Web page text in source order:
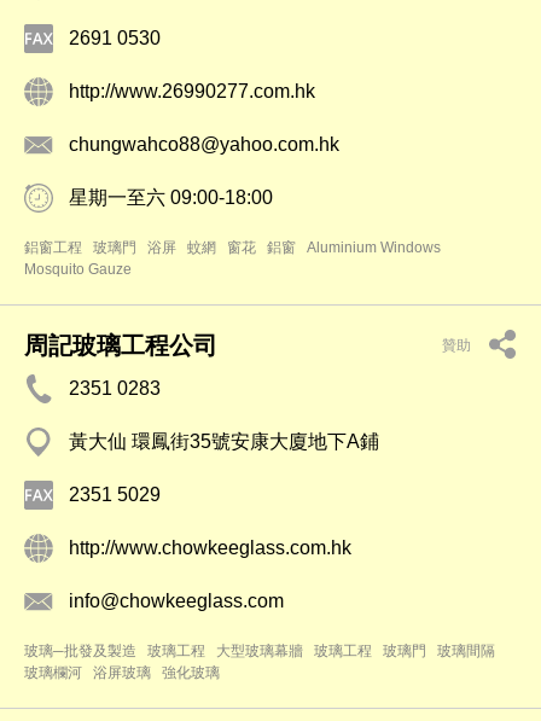
2691 0530
http://www.26990277.com.hk
chungwahco88@yahoo.com.hk
星期一至六 09:00-18:00
鋁窗工程 玻璃門 浴屏 蚊網 窗花 鋁窗
Aluminium Windows
Mosquito Gauze
周記玻璃工程公司 贊助
2351 0283
黃大仙 環鳳街35號安康大廈地下A鋪
2351 5029
http://www.chowkeeglass.com.hk
info@chowkeeglass.com
玻璃─批發及製造 玻璃工程 大型玻璃幕牆 玻璃工程 玻璃門
玻璃間隔
玻璃欄河
浴屏玻璃 強化玻璃